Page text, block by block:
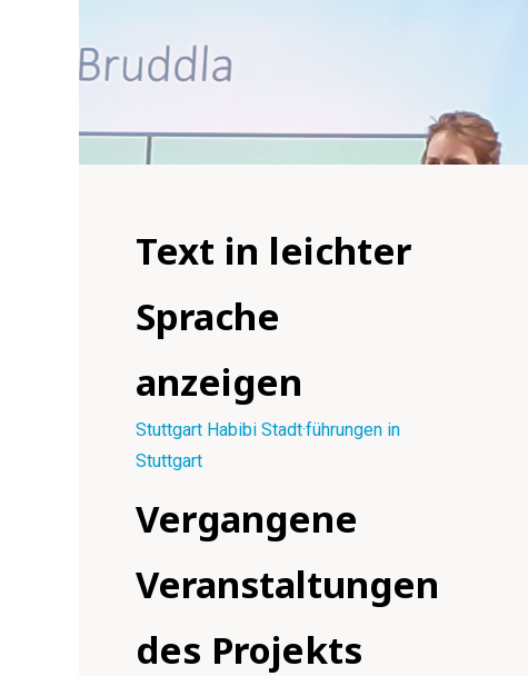
Text in leichter
Sprache
anzeigen
Stuttgart Habibi Stadt·führungen in
Stuttgart
Vergangene
Veranstaltungen
des Projekts